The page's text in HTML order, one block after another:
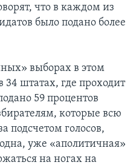
что в каждом из
было подано более
выборах в этом
штатах, где проходит
59 процентов
которые всю
подсчетом голосов,
уже «аполитичная»
на ногах на